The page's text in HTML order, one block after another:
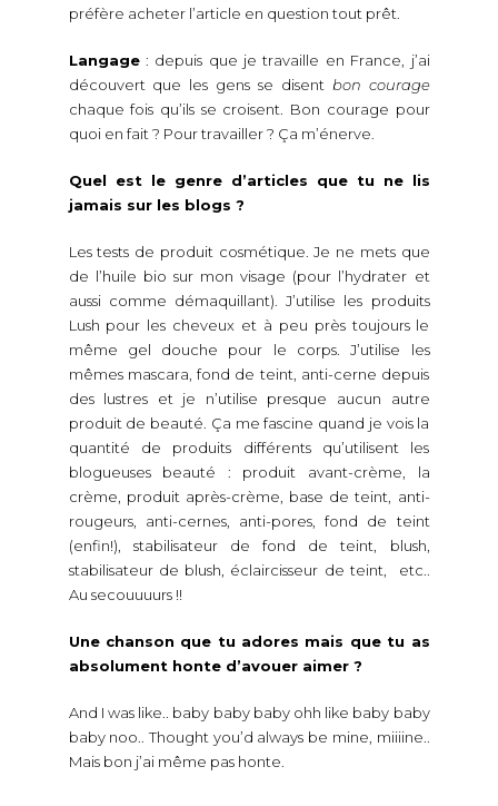
préfère acheter l’article en question tout prêt.
Langage: depuis que je travaille en France, j’ai
découvert que les gens se disent bon courage
chaque fois qu’ils se croisent. Bon courage pour
quoi en fait ? Pour travailler ? Ça m’énerve.
Quel est le genre d’articles que tu ne lis
jamais sur les blogs ?
Les tests de produit cosmétique. Je ne mets que
de l’huile bio sur mon visage (pour l’hydrater et
aussi comme démaquillant). J’utilise les produits
Lush pour les cheveux et à peu près toujours le
même gel douche pour le corps. J’utilise les
mêmes mascara, fond de teint, anti-cerne depuis
des lustres et je n’utilise presque aucun autre
produit de beauté. Ça me fascine quand je vois la
quantité de produits différents qu’utilisent les
blogueuses beauté : produit avant-crème, la
crème, produit après-crème, base de teint, anti-
rougeurs, anti-cernes, anti-pores, fond de teint
(enfin!), stabilisateur de fond de teint, blush,
stabilisateur de blush, éclaircisseur de teint, etc..
Au secouuuurs !!
Une chanson que tu adores mais que tu as
absolument honte d’avouer aimer ?
And I was like.. baby baby baby ohh like baby baby
baby noo.. Thought you’d always be mine, miiiine..
Mais bon j’ai même pas honte.